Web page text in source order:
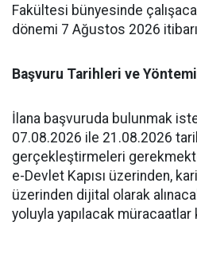
Fakültesi bünyesinde
dönemi 7 Ağustos 2026
Başvuru Tarihleri ve Yöntemi
İlana başvuruda bulunmak
07.08.2026 ile 21.08.2026
gerçekleştirmeleri
e-Devlet Kapısı üzerinden,
üzerinden dijital olarak
yoluyla yapılacak